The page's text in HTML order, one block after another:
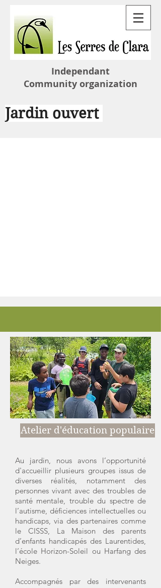
Independant
Community organization
Jardin ouvert
Atelier d'éducation populaire
Au jardin, nous avons l’opportunité
d'accueillir plusieurs groupes issus de
diverses réalités, notamment des
personnes vivant avec des troubles de
santé mentale, trouble du spectre de
l’autisme, déficiences intellectuelles ou
handicaps, via des partenaires comme
le CISSS, La Maison des parents
d’enfants handicapés des Laurentides,
l’école Horizon-Soleil ou Harfang des
Neiges.
Accompagnés par des intervenants